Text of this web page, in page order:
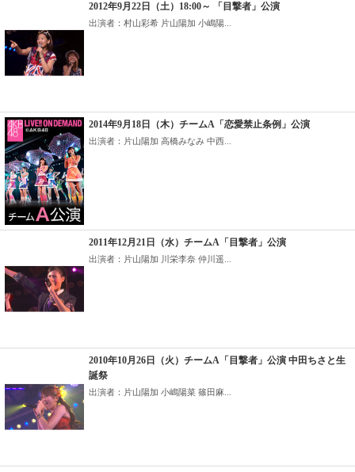
2012年9月22日（土）18:00～ 「目撃者」公演
出演者：村山彩希 片山陽加 小嶋陽...
2014年9月18日（木）チームA「恋愛禁止条例」公演
出演者：片山陽加 高橋みなみ 中西...
2011年12月21日（水）チームA「目撃者」公演
出演者：片山陽加 川栄李奈 仲川遥...
2010年10月26日（火）チームA「目撃者」公演 中田ちさと生
誕祭
出演者：片山陽加 小嶋陽菜 篠田麻...